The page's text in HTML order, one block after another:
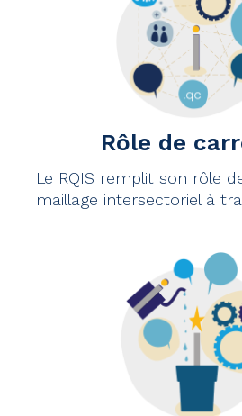
Rôle de
Le RQIS remplit son rôle
maillage intersectoriel à